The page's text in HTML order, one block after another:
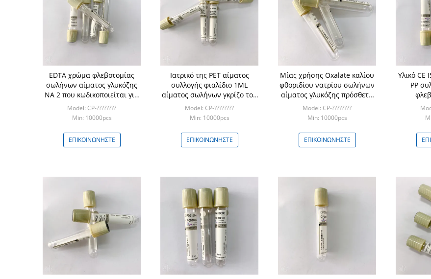
EDTA χρώμα φλεβοτομίας
σωλήνων αίματος γλυκόζης
NA 2 που κωδικοποιείται για
την αιμόλυση ζάχαρης
Model: CP-????????
Min: 10000pcs
ΕΠΙΚΟΙΝΩΝΉΣΤΕ
Ιατρικό της PET αίματος
συλλογής φιαλίδιο 1ML
αίματος σωλήνων γκρίζο τοπ
- 6ML
Model: CP-????????
Min: 10000pcs
ΕΠΙΚΟΙΝΩΝΉΣΤΕ
Μίας χρήσης Oxalate καλίου
φθοριδίου νατρίου σωλήνων
αίματος γλυκόζης πρόσθετη
ουσία
Model: CP-????????
Min: 10000pcs
ΕΠΙΚΟΙΝΩΝΉΣΤΕ
Υλικό
PP